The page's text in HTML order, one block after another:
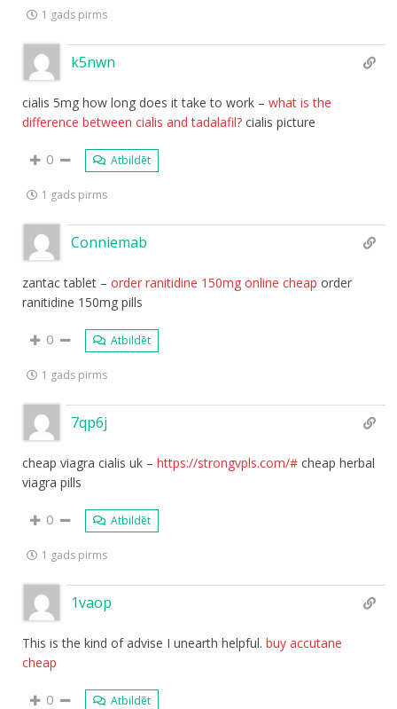
1 gads pirms
k5nwn
cialis 5mg how long does it take to work –what is the
difference between cialis and tadalafil? cialis picture
0 Atbildēt
1 gads pirms
Conniemab
zantac tablet –order ranitidine 150mg online cheap order
ranitidine 150mg pills
0 Atbildēt
1 gads pirms
7qp6j
cheap viagra cialis uk –https://strongvpls.com/# cheap herbal
viagra pills
0 Atbildēt
1 gads pirms
1vaop
This is the kind of advise I unearth helpful.buy accutane
cheap
0 Atbildēt